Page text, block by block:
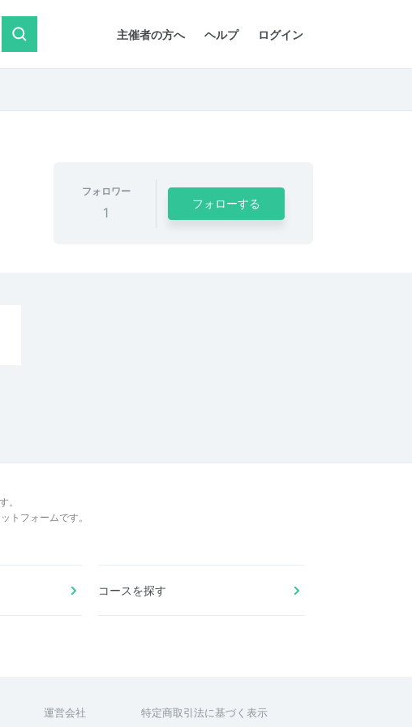
主催者の方へ ヘルプ ログイン
フォロワー
1
フォローする
。
トフォームです。
コースを探す
運営会社 特定商取引法に基づく表示